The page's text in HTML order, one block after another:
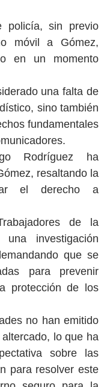
policía, sin previo
móvil a Gómez,
en un momento
una falta de
sino también
fundamentales
Rodríguez ha
resaltando la
el derecho a
de la
investigación
que se
para prevenir
protección de los
no han emitido
lo que ha
sobre las
para resolver este